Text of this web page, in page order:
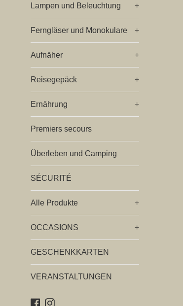
Lampen und Beleuchtung +
Ferngläser und Monokulare +
Aufnäher +
Reisegepäck +
Ernährung +
Premiers secours
Überleben und Camping
SÉCURITÉ
Alle Produkte +
OCCASIONS +
GESCHENKKARTEN
VERANSTALTUNGEN
Facebook
Instagram